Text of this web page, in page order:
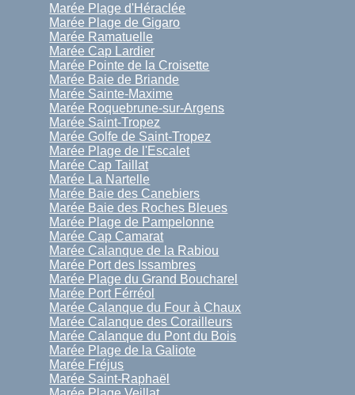
Marée Plage d'Héraclée
Marée Plage de Gigaro
Marée Ramatuelle
Marée Cap Lardier
Marée Pointe de la Croisette
Marée Baie de Briande
Marée Sainte-Maxime
Marée Roquebrune-sur-Argens
Marée Saint-Tropez
Marée Golfe de Saint-Tropez
Marée Plage de l'Escalet
Marée Cap Taillat
Marée La Nartelle
Marée Baie des Canebiers
Marée Baie des Roches Bleues
Marée Plage de Pampelonne
Marée Cap Camarat
Marée Calanque de la Rabiou
Marée Port des Issambres
Marée Plage du Grand Boucharel
Marée Port Férréol
Marée Calanque du Four à Chaux
Marée Calanque des Corailleurs
Marée Calanque du Pont du Bois
Marée Plage de la Galiote
Marée Fréjus
Marée Saint-Raphaël